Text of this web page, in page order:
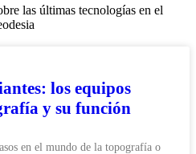
las últimas tecnologías en el
los equipos
y su función
en el mundo de la topografía o